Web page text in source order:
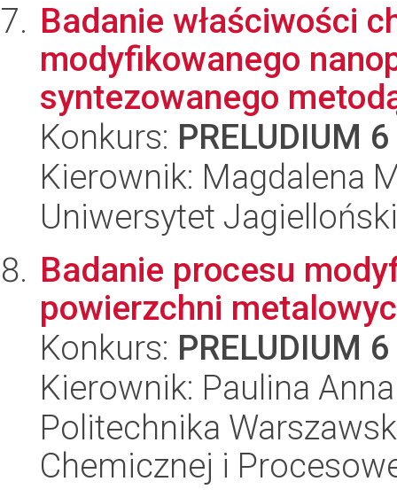
Badanie właściwości
modyfikowanego
syntezowanego
Konkurs: PRELUDIUM 6
Kierownik: Magdalena
Uniwersytet
Badanie procesu
powierzchni
Konkurs: PRELUDIUM 6
Kierownik: Paulina
Politechnika
Chemicznej i